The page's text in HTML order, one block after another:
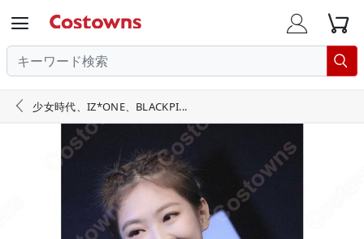
  

 少女時代、IZ*ONE、BLACKPI...